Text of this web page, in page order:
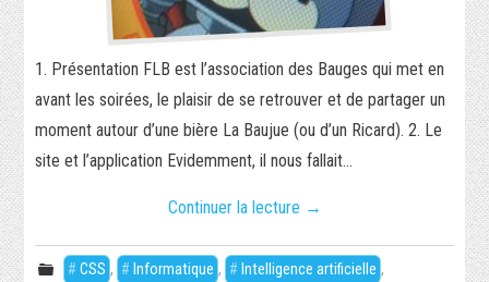
1. Présentation FLB est l’association des Bauges qui met en
avant les soirées, le plaisir de se retrouver et de partager un
moment autour d’une bière La Baujue (ou d’un Ricard). 2. Le
site et l’application Evidemment, il nous fallait…
Continuer la lecture →
CSS , Informatique , Intelligence artificielle ,